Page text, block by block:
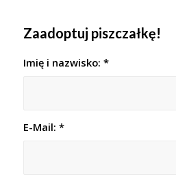
Zaadoptuj piszczałkę!
Imię i nazwisko: *
E-Mail: *